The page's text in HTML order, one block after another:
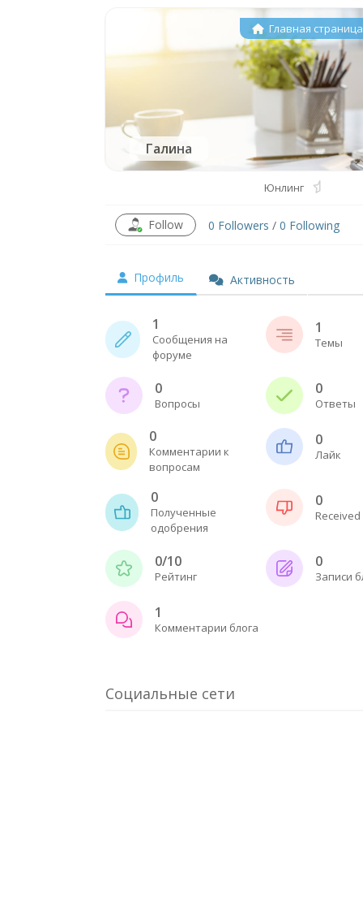
Галина
Главная
Юнлинг
Follow 0 Followers / 0 Following
Профиль Активность
1
Сообщения на
форуме
1
Темы
0
Вопросы
0
Ответы
0
Комментарии к
вопросам
0
Лайк
0
Полученные
одобрения
0
0/10
Рейтинг
0
Записи
1
Комментарии блога
Социальные сети